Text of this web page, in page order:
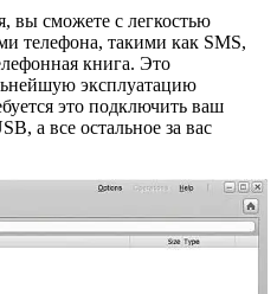
вы сможете с легкостью
телефона, такими как SMS,
книга. Это
эксплуатацию
это подключить ваш
а все остальное за вас